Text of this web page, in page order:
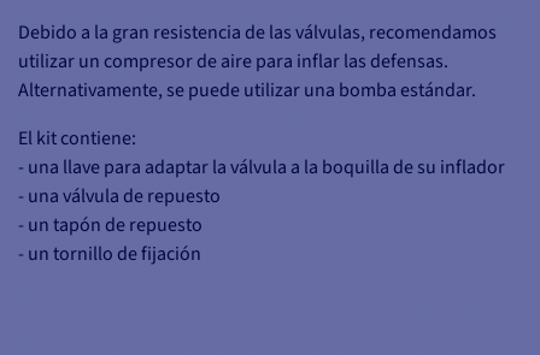
Debido a la gran resistencia de las válvulas, recomendamos
utilizar un compresor de aire para inflar las defensas.
Alternativamente, se puede utilizar una bomba estándar.
El kit contiene:
- una llave para adaptar la válvula a la boquilla de su inflador
- una válvula de repuesto
- un tapón de repuesto
- un tornillo de fijación